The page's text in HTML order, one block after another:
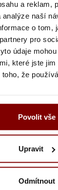
a reklam,
analýze naší
o tom,
pro
údaje
které jste
že
Povolit vše
Upravit
Odmítnout
je môj
japonských
na
nožov
okrem
san so
prevedenia.
blízko Nagoyi)
shirogami
v názvoch
je surová